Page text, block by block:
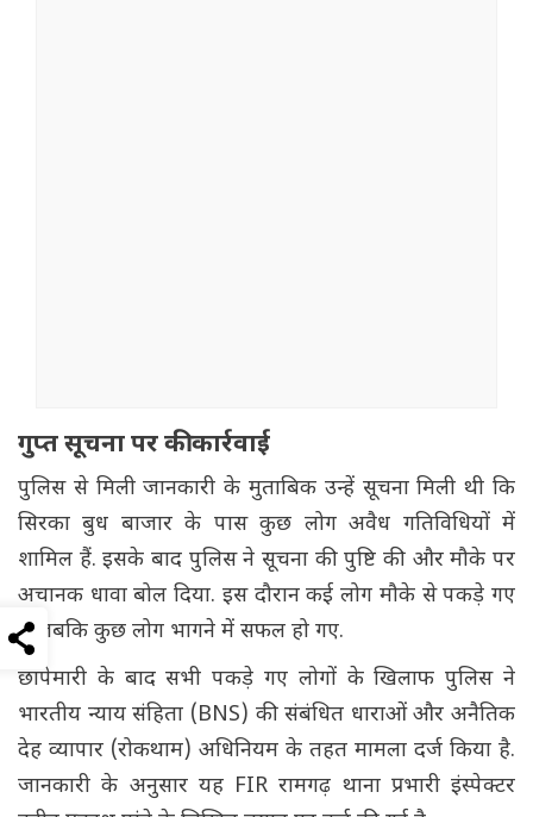
गुप्त सूचना पर की कार्रवाई
पुलिस से मिली जानकारी के मुताबिक उन्हें सूचना मिली थी कि
सिरका बुध बाजार के पास कुछ लोग अवैध गतिविधियों में
शामिल हैं. इसके बाद पुलिस ने सूचना की पुष्टि की और मौके पर
अचानक धावा बोल दिया. इस दौरान कई लोग मौके से पकड़े गए
हैं जबकि कुछ लोग भागने में सफल हो गए.
छापेमारी के बाद सभी पकड़े गए लोगों के खिलाफ पुलिस ने
भारतीय न्याय संहिता (BNS) की संबंधित धाराओं और अनैतिक
देह व्यापार (रोकथाम) अधिनियम के तहत मामला दर्ज किया है.
जानकारी के अनुसार यह FIR रामगढ़ थाना प्रभारी इंस्पेक्टर